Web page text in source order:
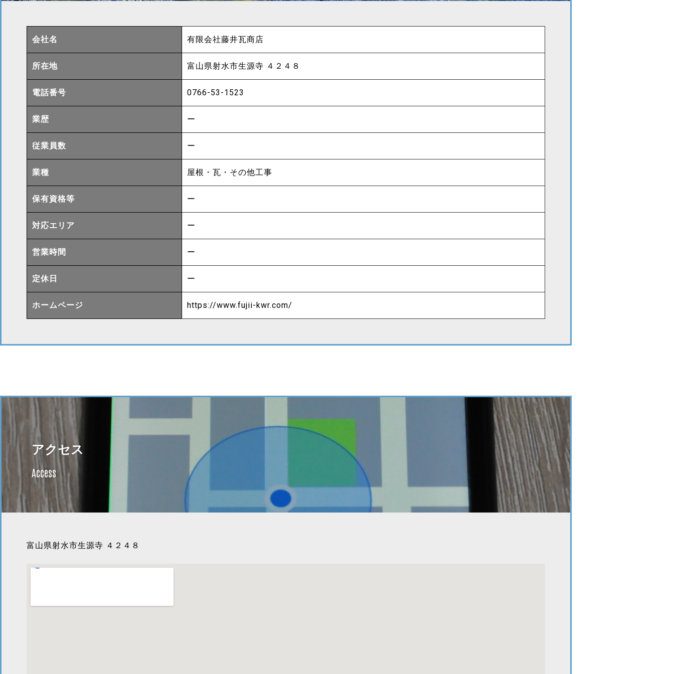
会社名 有限会社藤井瓦商店
所在地 富山県射水市生源寺 ４２４８
電話番号 0766-53-1523
業歴 ー
従業員数 ー
業種 屋根・瓦・その他工事
保有資格等 ー
対応エリア ー
営業時間 ー
定休日 ー
ホームページ https://www.fujii-kwr.com/
アクセス
Access
富山県射水市生源寺 ４２４８